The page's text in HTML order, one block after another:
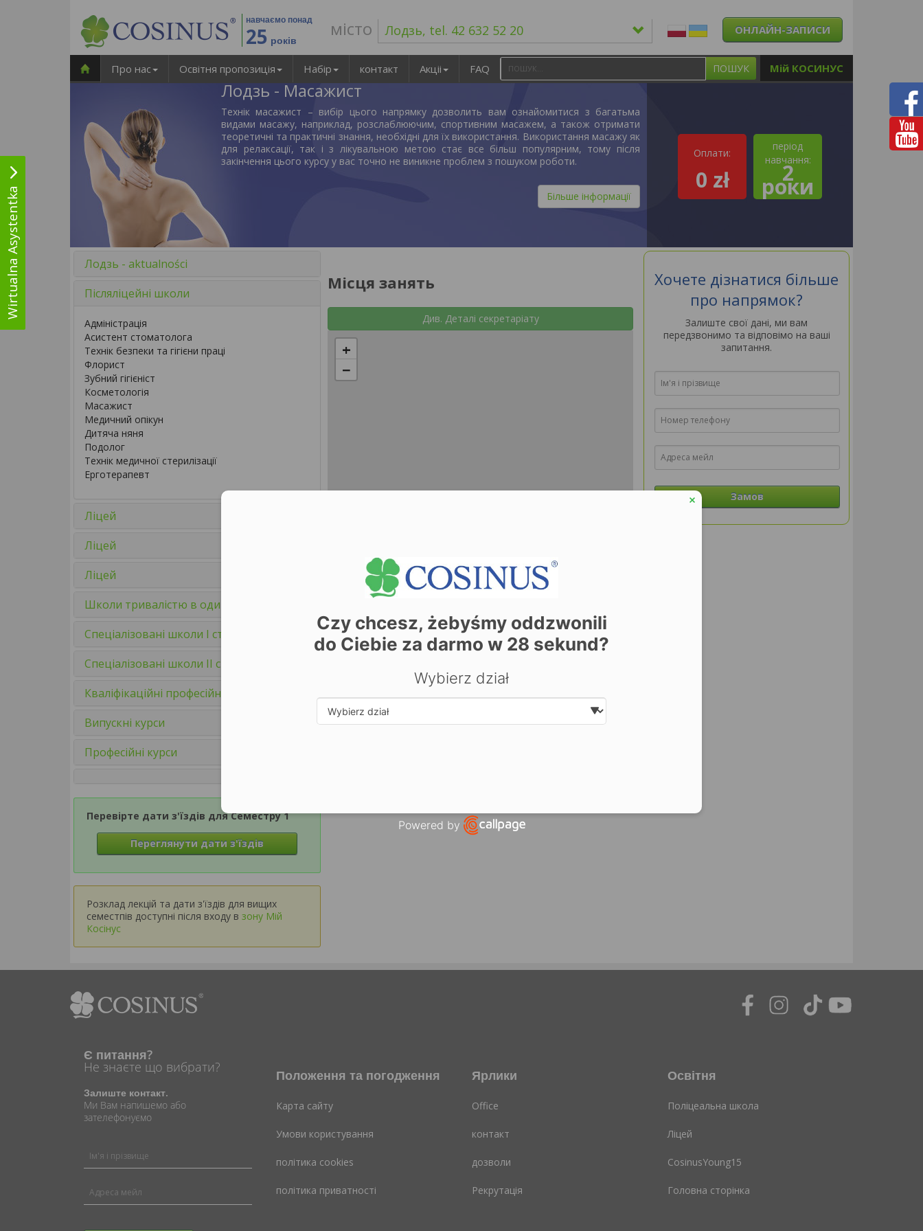
навчаємо понад
25 років
місто Лодзь, tel. 42 632 52 20 ОНЛАЙН-ЗАПИСИ
Мій КОСИНУС
Про нас Освітня пропозиція Набір контакт Акціі FAQ ПОШУК
Лодзь - Масажист
Технік масажист – вибір цього напрямку дозволить вам ознайомитися з багатьма
видами масажу, наприклад, розслаблюючим, спортивним масажем, а також отримати
теоретичні та практичні знання, необхідні для їх використання. Використання масажу як
для релаксації, так і з лікувальною метою стає все більш популярним, тому після
закінчення цього курсу у вас точно не виникне проблем з пошуком роботи.
Більше інформації
Оплати:
0 zł
період
навчання:
2
роки
Лодзь - aktualności
Післяліцейні школи
Адміністрація
Асистент стоматолога
Технік безпеки та гігієни праці
Флорист
Зубний гігієніст
Косметологія
Масажист
Медичний опікун
Дитяча няня
Подолог
Технік медичної стерилізації
Ерготерапевт
Ліцей
Ліцей
Ліцей
Школи тривалістю в один рік
Спеціалізовані школи І ступеня
Спеціалізовані школи ІІ ступен
Кваліфікаційні професійні курс
Випускні курси
Професійні курси
Перевірте дати з'їздів для Семестру 1
Переглянути дати з'їздів
Розклад лекцій та дати з'їздів для вищих
семестпів доступні після входу в зону Мій
Косінус
Місця занять
Див. Деталі секретаріату
+
−
Хочете дізнатися більше
про напрямок?
Залиште свої дані, ми вам
передзвонимо та відповімо на ваші
запитання.
Замов
Є питання?
Не знаєте що вибрати?
Залиште контакт.
Ми Вам напишемо або
зателефонуємо
Положення та погодження
Карта сайту
Умови користування
політика cookies
політика приватності
Ярлики
Office
контакт
дозволи
Рекрутація
Освітня
Поліцеальна школа
Ліцей
CosinusYoung15
Головна сторінка
Wirtualna Asystentka
Czy chcesz, żebyśmy oddzwonili
do Ciebie za darmo w 28 sekund?
Wybierz dział
Powered by